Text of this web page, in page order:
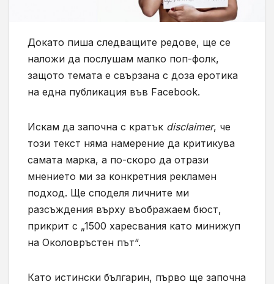
Докато пиша следващите редове, ще се
наложи да послушам малко поп-фолк,
защото темата е свързана с доза еротика
на една публикация във Facebook.
Искам да започна с кратък disclaimer, че
този текст няма намерение да критикува
самата марка, а по-скоро да отрази
мнението ми за конкретния рекламен
подход. Ще споделя личните ми
разсъждения върху въображаем бюст,
прикрит с „1500 харесвания като минижуп
на Околовръстен път“.
Като истински българин, първо ще започна